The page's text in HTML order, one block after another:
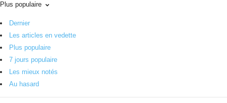
Plus populaire
Dernier
Les articles en vedette
Plus populaire
7 jours populaire
Les mieux notés
Au hasard